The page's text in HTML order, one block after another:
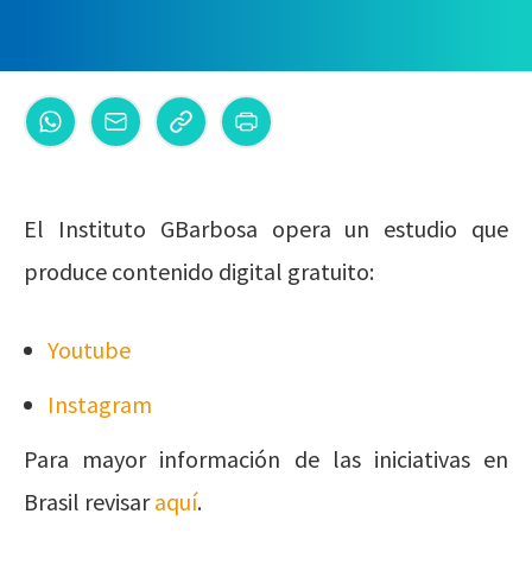
El Instituto GBarbosa opera un estudio que
produce contenido digital gratuito:
Youtube
Instagram
Para mayor información de las iniciativas en
Brasil revisaraquí.